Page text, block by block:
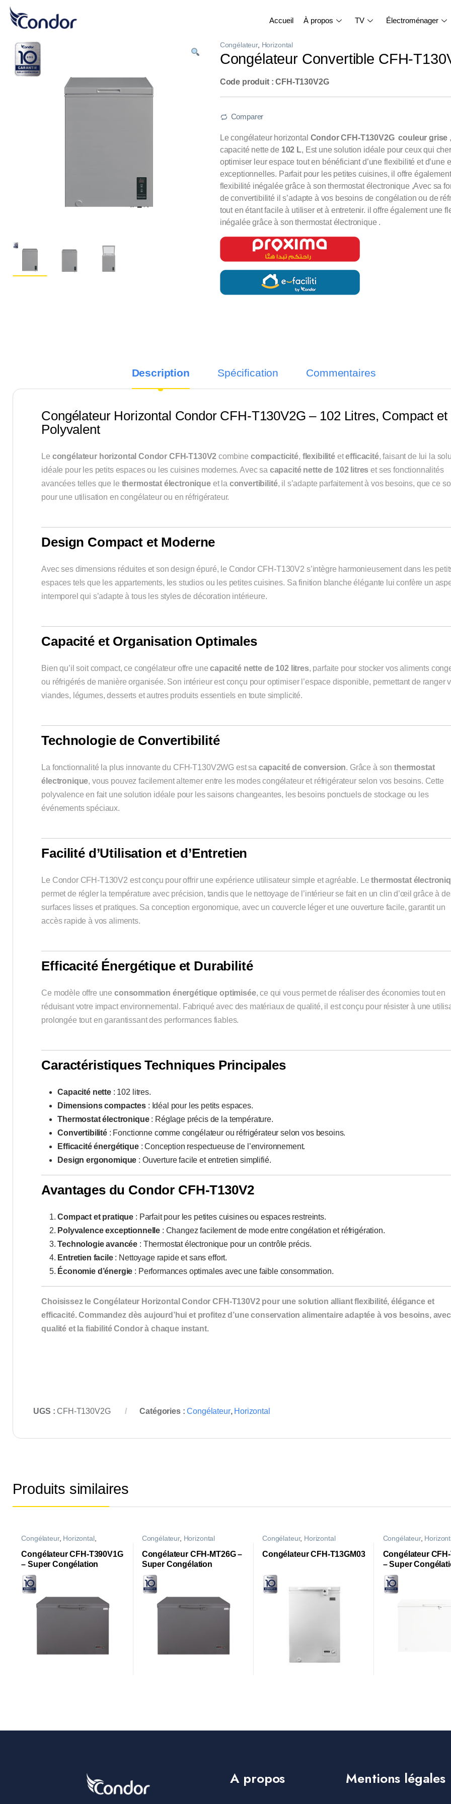
Accueil À propos TV Électroménager
Congélateur, Horizontal
Congélateur Convertible CFH-
Code produit : CFH-T130V2G
Comparer
Le congélateur horizontal Condor CFH-T130V2G couleur grise
capacité nette de 102 L, Est une solution idéale pour ceux qui
optimiser leur espace tout en bénéficiant d’une flexibilité et d’une
exceptionnelles. Parfait pour les petites cuisines, il offre
flexibilité inégalée grâce à son thermostat électronique ,Avec sa
de convertibilité il s’adapte à vos besoins de congélation ou de
tout en étant facile à utiliser et à entretenir. il offre également une
inégalée grâce à son thermostat électronique .
Description Spécification Commentaires
Congélateur Horizontal Condor CFH-T130V2G – 102 Litres, Compact et
Polyvalent
Le congélateur horizontal Condor CFH-T130V2 combine compacticité, flexibilitéetefficacité, faisant de lui la
idéale pour les petits espaces ou les cuisines modernes. Avec sa capacité nette de 102 litres et ses fonctionnalités
avancées telles que le thermostat électroniqueet la convertibilité, il s’adapte parfaitement à vos besoins, que ce
pour une utilisation en congélateur ou en réfrigérateur.
Design Compact et Moderne
Avec ses dimensions réduites et son design épuré, le Condor CFH-T130V2 s’intègre harmonieusement dans les
espaces tels que les appartements, les studios ou les petites cuisines. Sa finition blanche élégante lui confère un
intemporel qui s’adapte à tous les styles de décoration intérieure.
Capacité et Organisation Optimales
Bien qu’il soit compact, ce congélateur offre unecapacité nette de 102 litres, parfaite pour stocker vos aliments
ou réfrigérés de manière organisée. Son intérieur est conçu pour optimiser l’espace disponible, permettant de ranger
viandes, légumes, desserts et autres produits essentiels en toute simplicité.
Technologie de Convertibilité
La fonctionnalité la plus innovante du CFH-T130V2WG est sa capacité de conversion. Grâce à sonthermostat
électronique, vous pouvez facilement alterner entre les modes congélateur et réfrigérateur selon vos besoins. Cette
polyvalence en fait une solution idéale pour les saisons changeantes, les besoins ponctuels de stockage ou les
événements spéciaux.
Facilité d’Utilisation et d’Entretien
Le Condor CFH-T130V2 est conçu pour offrir une expérience utilisateur simple et agréable. Lethermostat
permet de régler la température avec précision, tandis que le nettoyage de l’intérieur se fait en un clin d’œil grâce à
surfaces lisses et pratiques. Sa conception ergonomique, avec un couvercle léger et une ouverture facile, garantit un
accès rapide à vos aliments.
Efficacité Énergétique et Durabilité
Ce modèle offre uneconsommation énergétique optimisée, ce qui vous permet de réaliser des économies tout en
réduisant votre impact environnemental. Fabriqué avec des matériaux de qualité, il est conçu pour résister à une
prolongée tout en garantissant des performances fiables.
Caractéristiques Techniques Principales
Capacité nette: 102 litres.
Dimensions compactes : Idéal pour les petits espaces.
Thermostat électronique: Réglage précis de la température.
Convertibilité: Fonctionne comme congélateur ou réfrigérateur selon vos besoins.
Efficacité énergétique: Conception respectueuse de l’environnement.
Design ergonomique : Ouverture facile et entretien simplifié.
Avantages du Condor CFH-T130V2
Compact et pratique : Parfait pour les petites cuisines ou espaces restreints.
Polyvalence exceptionnelle : Changez facilement de mode entre congélation et réfrigération.
Technologie avancée : Thermostat électronique pour un contrôle précis.
Entretien facile: Nettoyage rapide et sans effort.
Économie d’énergie : Performances optimales avec une faible consommation.
Choisissez le Congélateur Horizontal Condor CFH-T130V2 pour une solution alliant flexibilité, élégance et
efficacité. Commandez dès aujourd’hui et profitez d’une conservation alimentaire adaptée à vos besoins,
qualité et la fiabilité Condor à chaque instant.
UGS :CFH-T130V2G Catégories :Congélateur, Horizontal
Produits similaires
Congélateur, Horizontal,
Congélateur CFH-T390V1G
– Super Congélation
Congélateur, Horizontal
Congélateur CFH-MT26G –
Super Congélation
Congélateur, Horizontal
Congélateur CFH-T13GM03
Congélateur,
Congélateur
– Super
A propos Mentions légales